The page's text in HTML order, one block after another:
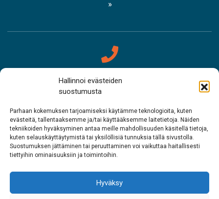
Hallinnoi evästeiden
suostumusta
Parhaan kokemuksen tarjoamiseksi käytämme teknologioita, kuten
evästeitä, tallentaaksemme ja/tai käyttääksemme laitetietoja. Näiden
tekniikoiden hyväksyminen antaa meille mahdollisuuden käsitellä tietoja,
kuten selauskäyttäytymistä tai yksilöllisiä tunnuksia tällä sivustolla.
Suostumuksen jättäminen tai peruuttaminen voi vaikuttaa haitallisesti
tiettyihin ominaisuuksiin ja toimintoihin.
Hyväksy
Ohtâvuotâtiäđuh
Puh. 0400 898 212
Aanaar palvâlemsaje, Meccihaldâttâs
Raavâdviäsu Sarrit